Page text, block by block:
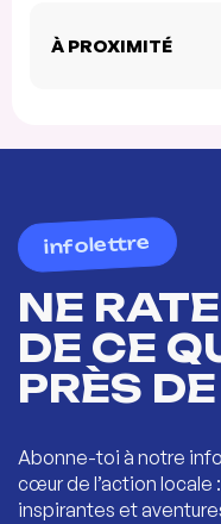
À PROXIMITÉ
infolettre
NE
DE CE
PRÈS
Abonne-toi à notre
cœur de l’action
inspirantes et